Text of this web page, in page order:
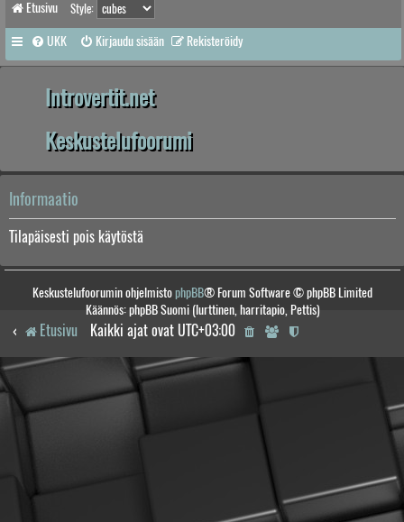
Etusivu Style:
UKK Kirjaudu sisään Rekisteröidy
Introvertit.net
Keskustelufoorumi
Informaatio
Tilapäisesti pois käytöstä
Keskustelufoorumin ohjelmistophpBB® Forum Software © phpBB Limited
Käännös: phpBB Suomi (lurttinen, harritapio, Pettis)
Etusivu Kaikki ajat ovat UTC+03:00